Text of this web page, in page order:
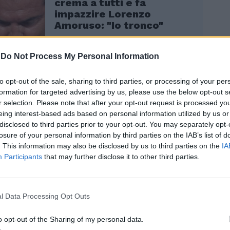
Do Not Process My Personal Information
opt-out of the sale, sharing to third parties, or processing of your
for targeted advertising by us, please use the below opt-out
selection. Please note that after your opt-out request is processed
interest-based ads based on personal information utilized by us
to third parties prior to your opt-out. You may separately
of your personal information by third parties on the IAB’s list of
This information may also be disclosed by us to third parties on the
Participants that may further disclose it to other third parties.
Data Processing Opt Outs
opt-out of the Sharing of my personal data.
crema a tutti e fa
impazzire Lorenzo
Amoruso: "Io tronco"
ingegnosissimo piano senza sapere
ha avvertito lo sventurato della
Il giovane ha deciso di osservare
carte in tavola solo al 21enesimo giorno:
ho sbattuto la testa e sto capendo
Andrea per primo, poi gli altri. Se io
bene anche le persone che ho
che è stato male”, si appoggia con la
Recitazione livello Manuela Arcuri in